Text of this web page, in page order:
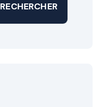
RECHERCHER